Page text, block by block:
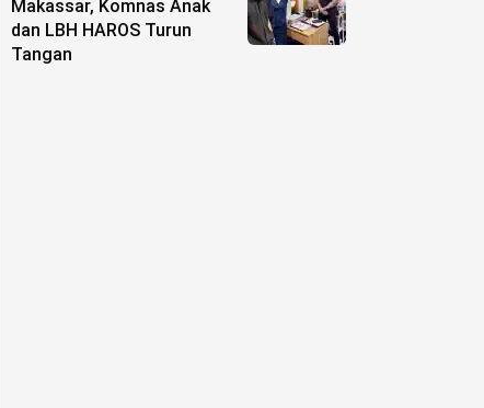
Makassar, Komnas Anak
dan LBH HAROS Turun
Tangan